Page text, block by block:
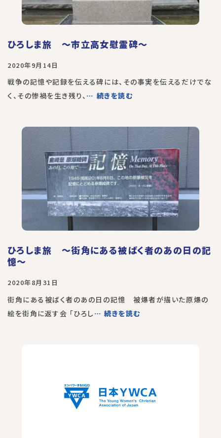
ひろしま旅 〜市立高女慰霊碑〜
2020年9月14日
戦争の記憶や記録を伝える碑には、その事実を伝えるだけでな
く、その惨禍を生き残り、 … 続きを読む
ひろしま旅 〜街角にある被ばく者のあの日の記
憶〜
2020年8月31日
街角にある被ばく者のあの日の記憶 被爆者が描いた原爆の
絵を街角に返す会 「ひろし… 続きを読む